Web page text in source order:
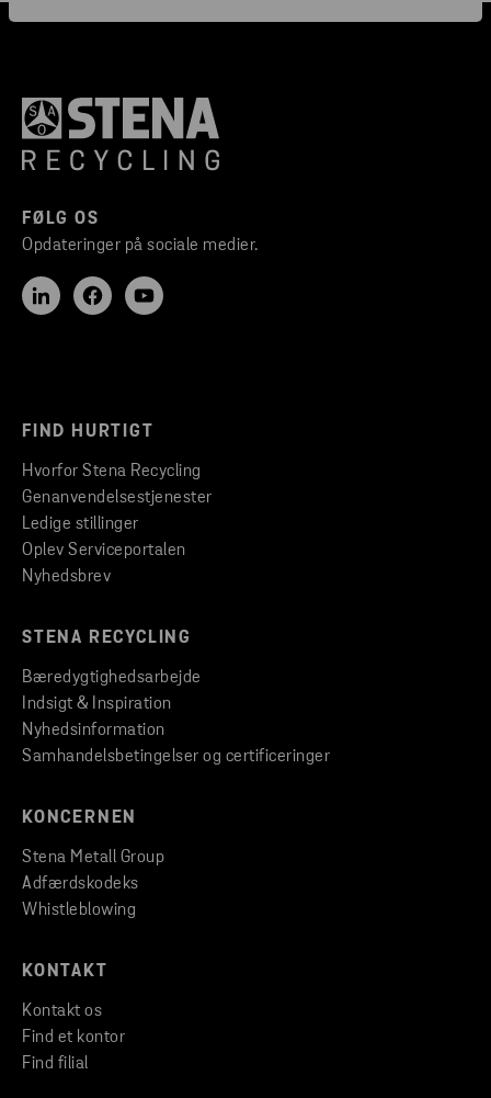
FØLG OS
Opdateringer på sociale medier.
FIND HURTIGT
Hvorfor Stena Recycling
Genanvendelsestjenester
Ledige stillinger
Oplev Serviceportalen
Nyhedsbrev
STENA RECYCLING
Bæredygtighedsarbejde
Indsigt & Inspiration
Nyhedsinformation
Samhandelsbetingelser og certificeringer
KONCERNEN
Stena Metall Group
Adfærdskodeks
Whistleblowing
KONTAKT
Kontakt os
Find et kontor
Find filial